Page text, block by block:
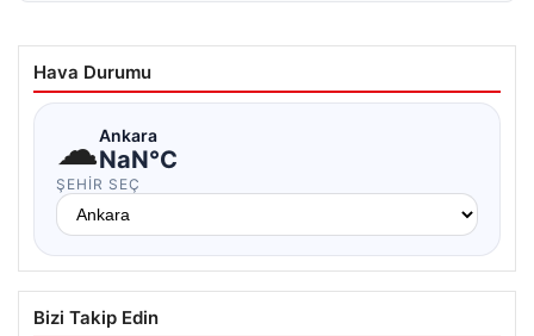
Hava Durumu
☁Ankara
NaN°C
ŞEHIR SEÇ
Bizi Takip Edin